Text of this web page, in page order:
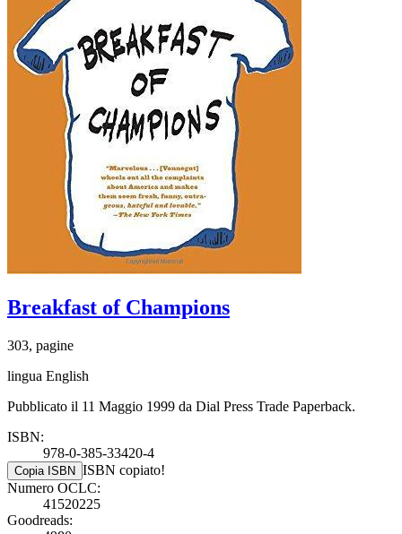
Breakfast of Champions
303, pagine
lingua English
Pubblicato il 11 Maggio 1999 da Dial Press Trade Paperback.
ISBN:
978-0-385-33420-4
Copia ISBN ISBN copiato!
Numero OCLC:
41520225
Goodreads: